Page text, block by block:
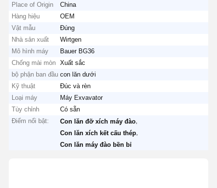
Place of Origin
China
Hàng hiệu
OEM
Vật mẫu
Đúng
Nhà sản xuất
Wirtgen
Mô hình máy
Bauer BG36
Chống mài mòn
Xuất sắc
bộ phận ban đầu con lăn dưới
Kỹ thuật
Đúc và rèn
Loại máy
Máy Exvavator
Tùy chỉnh
Có sẵn
Điểm nổi bật:
Con lăn đỡ xích máy đào
Con lăn xích kết cấu thép
Con lăn máy đào bền bỉ